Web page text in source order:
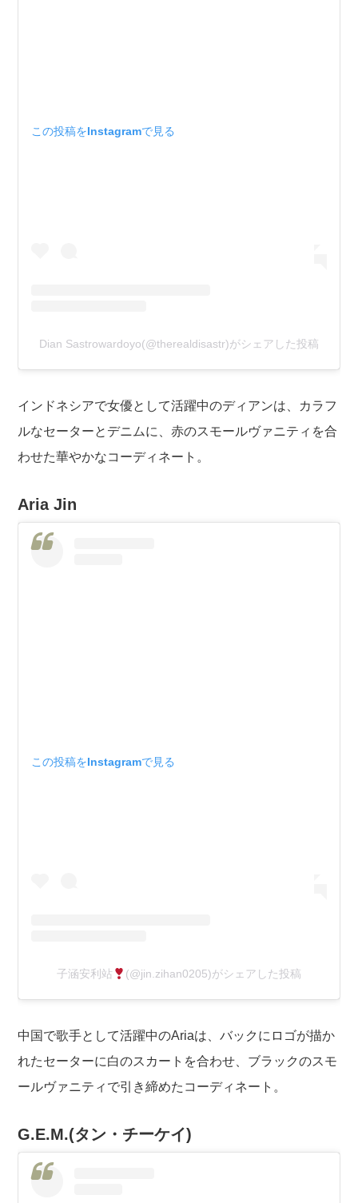
この投稿をInstagramで見る
Dian Sastrowardoyo(@therealdisastr)がシェアした投稿
インドネシアで女優として活躍中のディアンは、カラフ
ルなセーターとデニムに、赤のスモールヴァニティを合
わせた華やかなコーディネート。
Aria Jin
この投稿をInstagramで見る
子涵安利站 (@jin.zihan0205)がシェアした投稿
中国で歌手として活躍中のAriaは、バックにロゴが描か
れたセーターに白のスカートを合わせ、ブラックのスモ
ールヴァニティで引き締めたコーディネート。
G.E.M.(タン・チーケイ)